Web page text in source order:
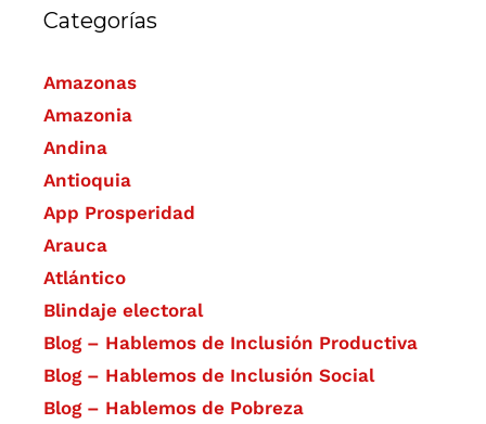
Categorías
Amazonas
Amazonia
Andina
Antioquia
App Prosperidad
Arauca
Atlántico
Blindaje electoral
Blog – Hablemos de Inclusión Productiva
Blog – Hablemos de Inclusión Social
Blog – Hablemos de Pobreza